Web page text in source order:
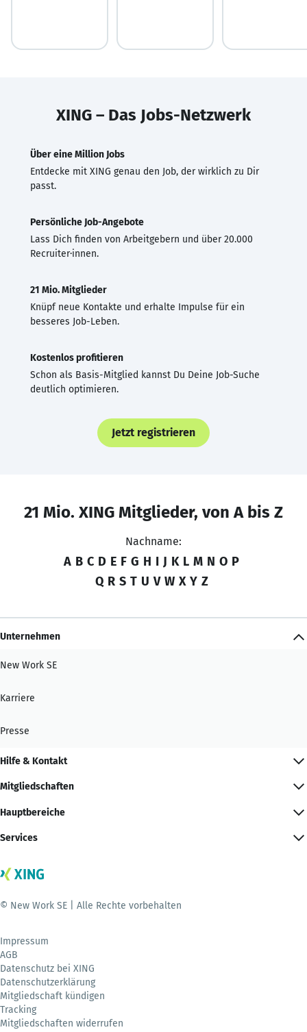
XING – Das Jobs-Netzwerk
Über eine Million Jobs
Entdecke mit XING genau den Job, der wirklich zu Dir
passt.
Persönliche Job-Angebote
Lass Dich finden von Arbeitgebern und über 20.000
Recruiter·innen.
21 Mio. Mitglieder
Knüpf neue Kontakte und erhalte Impulse für ein
besseres Job-Leben.
Kostenlos profitieren
Schon als Basis-Mitglied kannst Du Deine Job-Suche
deutlich optimieren.
Jetzt registrieren
21 Mio. XING Mitglieder, von A bis Z
Nachname:
A B C D E F G H I J K L M N O P
Q R S T U V W X Y Z
Unternehmen
New Work SE
Karriere
Presse
Hilfe & Kontakt
Mitgliedschaften
Hauptbereiche
Services
© New Work SE | Alle Rechte vorbehalten
Impressum
AGB
Datenschutz bei XING
Datenschutzerklärung
Mitgliedschaft kündigen
Tracking
Mitgliedschaften widerrufen